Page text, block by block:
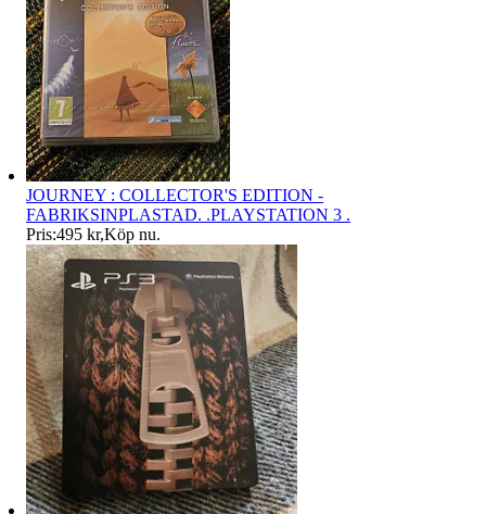
JOURNEY : COLLECTOR'S EDITION -
FABRIKSINPLASTAD. .PLAYSTATION 3 .
Pris:495 kr,Köp nu.